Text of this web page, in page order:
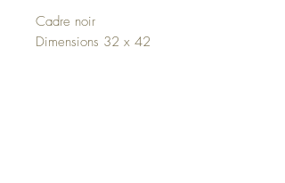
Cadre noir
Dimensions 32 x 42